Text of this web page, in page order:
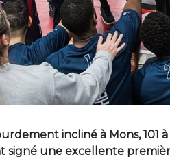
incliné à Mons, 101
signé une excellente